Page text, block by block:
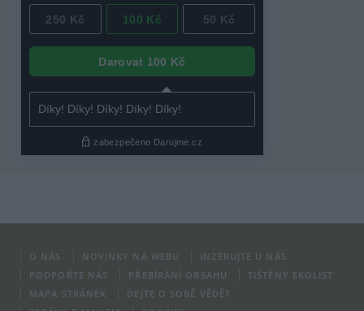
O NÁS NOVINKY NA WEBU
INZERUJTE U NÁS
PODPOŘTE NÁS
PŘEBÍRÁNÍ OBSAHU
TIŠTĚNÝ EKOLIST
MAPA STRÁNEK
DEJTE O SOBĚ VĚDĚT